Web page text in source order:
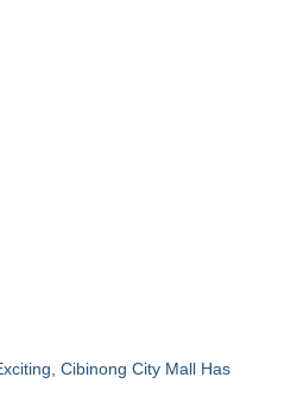
Cibinong City Mall Has